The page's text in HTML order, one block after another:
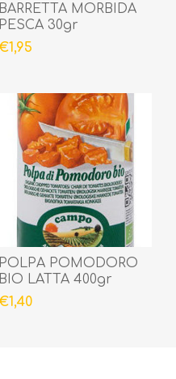
BARRETTA MORBIDA
PESCA 30gr
POLPA POMODORO
BIO LATTA 400gr